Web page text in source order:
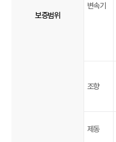
보증범위
변속기
조향
제동